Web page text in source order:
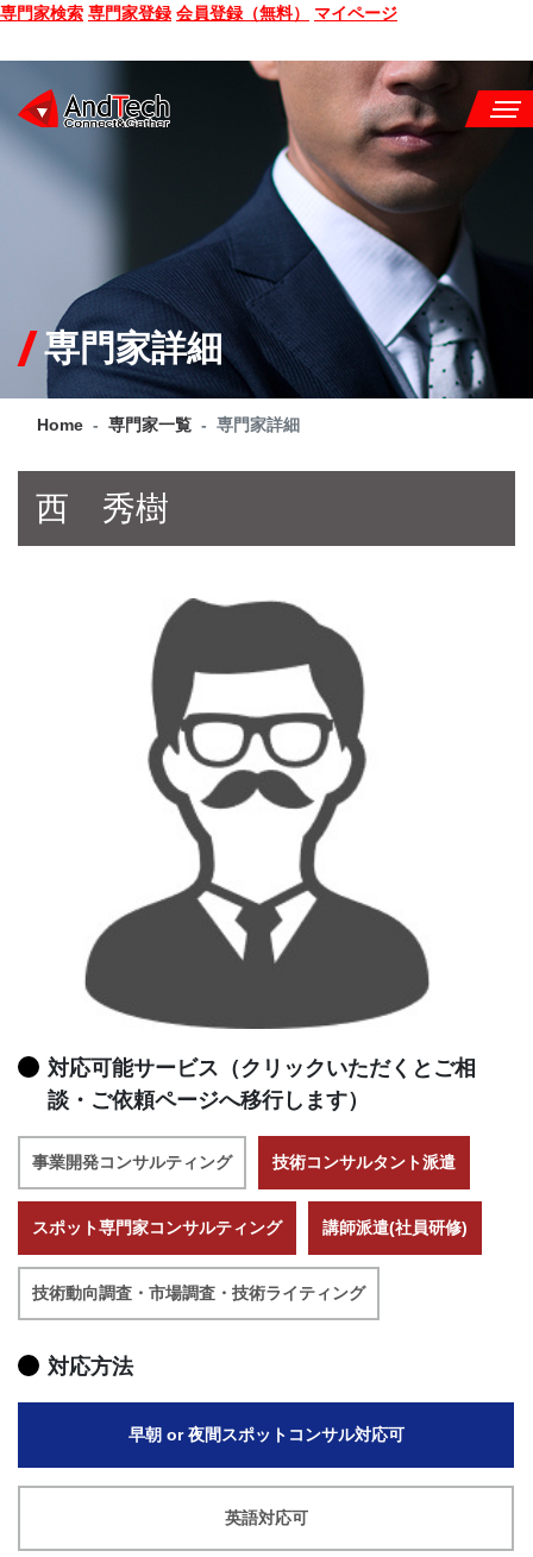
専門家検索 専門家登録 会員登録（無料） マイページ
CONSULTING
SERVICE
COMPANY
Q&A
専門家詳細
Home 専門家一覧 専門家詳細
西 秀樹
対応可能サービス（クリックいただくとご相
談・ご依頼ページへ移行します）
事業開発コンサルティング 技術コンサルタント派遣
スポット専門家コンサルティング 講師派遣(社員研修)
技術動向調査・市場調査・技術ライティング
対応方法
早朝 or 夜間スポットコンサル対応可
英語対応可